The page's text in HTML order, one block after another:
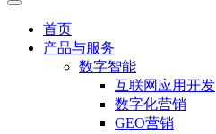
首页
产品与服务
数字智能
互联网应用开发
数字化营销
GEO营销